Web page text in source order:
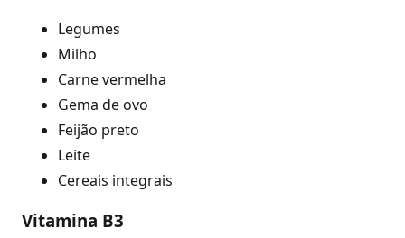
Legumes
Milho
Carne vermelha
Gema de ovo
Feijão preto
Leite
Cereais integrais
Vitamina B3